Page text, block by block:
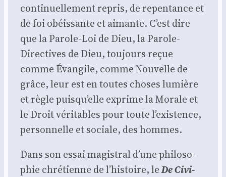
conti­nuel­le­ment repris, de repen­tance et
de foi obéis­sante et aimante. C’est dire
que la Parole-Loi de Dieu, la Parole-
Direc­tives de Dieu, tou­jours reçue
comme Évan­gile, comme Nou­velle de
grâce, leur est en toutes choses lumière
et règle puis­qu’elle exprime la Morale et
le Droit véri­tables pour toute l’exis­tence,
per­son­nelle et sociale, des hommes.
Dans son essai magis­tral d’une phi­lo­so­
phie chré­tienne de l’his­toire, leDe Civi­